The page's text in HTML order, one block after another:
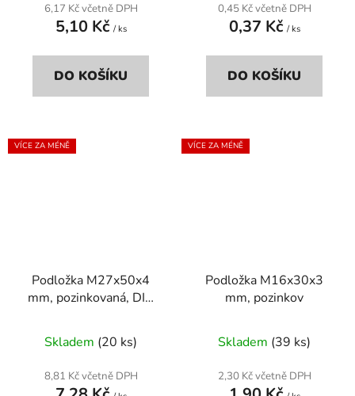
6,17 Kč včetně DPH
5,10 Kč / ks
DO KOŠÍKU
0,45 Kč včetně DPH
0,37 Kč / ks
DO KOŠÍKU
VÍCE ZA MÉNĚ
Podložka M27x50x4
mm, pozinkovaná, DIN
Skladem (20 ks)
8,81 Kč včetně DPH
VÍCE ZA MÉNĚ
Podložka M16x30x3
mm, pozinkov
Skladem (39 ks)
2,30 Kč včetně DPH